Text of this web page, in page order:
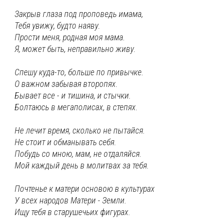
Закрыв глаза под проповедь имама,
Тебя увижу, будто наяву.
Прости меня, родная моя мама.
Я, может быть, неправильно живу.
Спешу куда-то, больше по привычке.
О важном забывая второпях.
Бывает все - и тишина, и стычки.
Болтаюсь в мегаполисах, в степях.
Не лечит время, сколько не пытайся.
Не стоит и обманывать себя.
Побудь со мною, мам, не отдаляйся.
Мой каждый день в молитвах за тебя.
Почтенье к матери основою в культурах
У всех народов Матери - Земли.
Ищу тебя в старушечьих фигурах.